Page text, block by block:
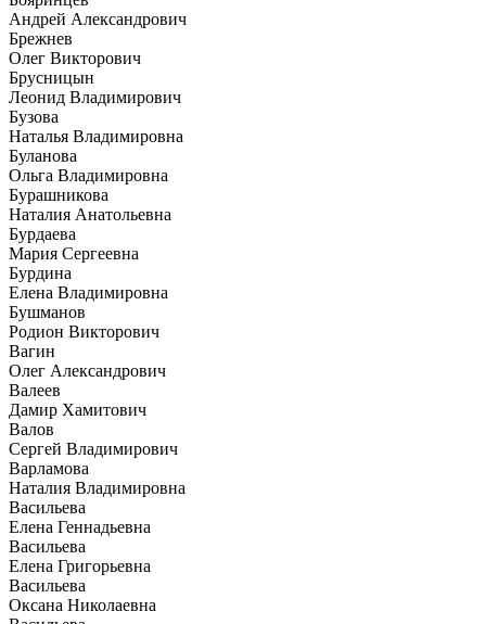
Андрей Александрович
Брежнев
Олег Викторович
Брусницын
Леонид Владимирович
Бузова
Наталья Владимировна
Буланова
Ольга Владимировна
Бурашникова
Наталия Анатольевна
Бурдаева
Мария Сергеевна
Бурдина
Елена Владимировна
Бушманов
Родион Викторович
Вагин
Олег Александрович
Валеев
Дамир Хамитович
Валов
Сергей Владимирович
Варламова
Наталия Владимировна
Васильева
Елена Геннадьевна
Васильева
Елена Григорьевна
Васильева
Оксана Николаевна